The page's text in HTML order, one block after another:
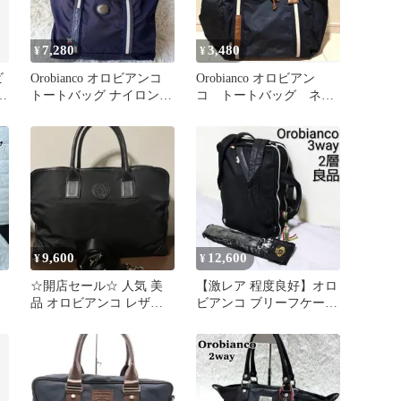
¥7,280
Orobianco オロビアンコ
トートバッグ ナイロン
¥3,480
Orobianco オロビアン
コ トートバッグ ネイ
¥9,600
☆開店セール☆ 人気 美
品 オロビアンコ レザー×
¥ 12,600
【激レア 程度良好】オロ
ビアンコ ブリーフケース